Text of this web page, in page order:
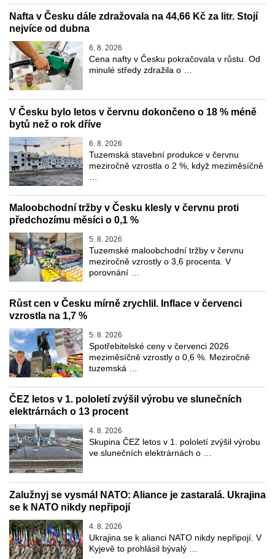
Nafta v Česku dále zdražovala na 44,66 Kč za litr. Stojí
nejvíce od dubna
6. 8. 2026
Cena nafty v Česku pokračovala v růstu. Od
minulé středy zdražila o …
V Česku bylo letos v červnu dokončeno o 18 % méně
bytů než o rok dříve
6. 8. 2026
Tuzemská stavební produkce v červnu
meziročně vzrostla o 2 %, když meziměsíčně
Maloobchodní tržby v Česku klesly v červnu proti
předchozímu měsíci o 0,1 %
5. 8. 2026
Tuzemské maloobchodní tržby v červnu
meziročně vzrostly o 3,6 procenta. V
porovnání …
Růst cen v Česku mírně zrychlil. Inflace v červenci
vzrostla na 1,7 %
5. 8. 2026
Spotřebitelské ceny v červenci 2026
meziměsíčně vzrostly o 0,6 %. Meziročně
tuzemská …
ČEZ letos v 1. pololetí zvýšil výrobu ve slunečních
elektrárnách o 13 procent
4. 8. 2026
Skupina ČEZ letos v 1. pololetí zvýšil výrobu
ve slunečních elektrárnách o …
Zalužnyj se vysmál NATO: Aliance je zastaralá. Ukrajina
se k NATO nikdy nepřipojí
4. 8. 2026
Ukrajina se k alianci NATO nikdy nepřipojí. V
Kyjevě to prohlásil bývalý …